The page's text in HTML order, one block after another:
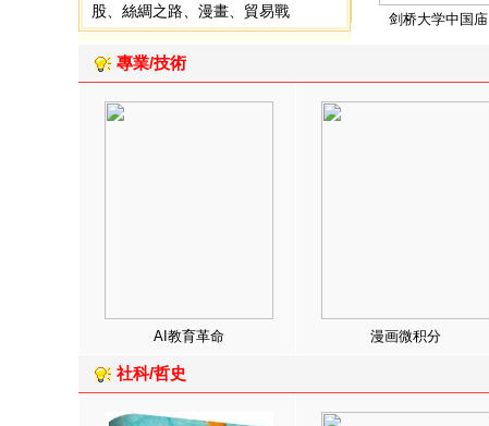
股
絲綢之路 漫畫 貿易戰 剑桥大学中国庙
專業/技術
AI教育革命 漫画微积分
社科/哲史